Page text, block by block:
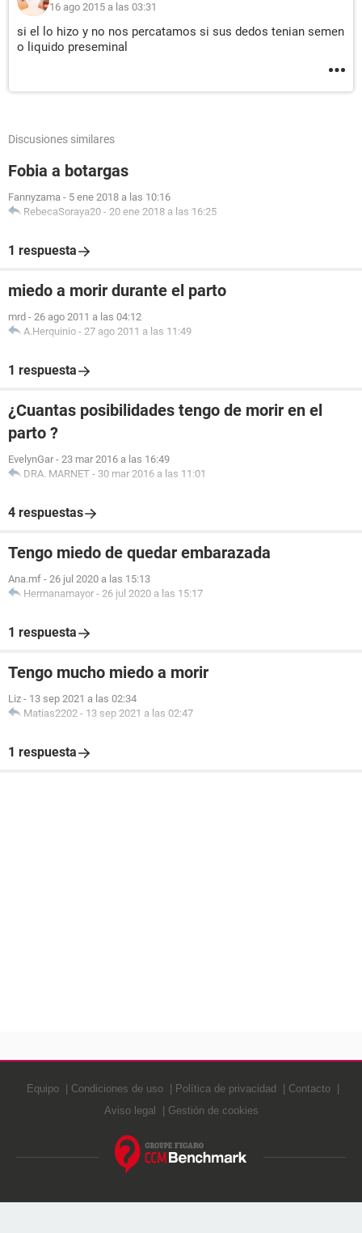
16 ago 2015 a las 03:31
si el lo hizo y no nos percatamos si sus dedos tenian semen
o liquido preseminal
Discusiones similares
Fobia a botargas
Fannyzama - 5 ene 2018 a las 10:16
RebecaSoraya20 - 20 ene 2018 a las 16:25
1 respuesta
miedo a morir durante el parto
mrd - 26 ago 2011 a las 04:12
A.Herquinio - 27 ago 2011 a las 11:49
1 respuesta
¿Cuantas posibilidades tengo de morir en el
parto ?
EvelynGar - 23 mar 2016 a las 16:49
DRA. MARNET - 30 mar 2016 a las 11:01
4 respuestas
Tengo miedo de quedar embarazada
Ana.mf - 26 jul 2020 a las 15:13
Hermanamayor - 26 jul 2020 a las 15:17
1 respuesta
Tengo mucho miedo a morir
Liz - 13 sep 2021 a las 02:34
Matias2202 - 13 sep 2021 a las 02:47
1 respuesta
Equipo Condiciones de uso Política de privacidad
Contacto
Aviso legal
Gestión de cookies